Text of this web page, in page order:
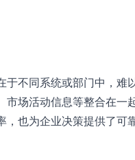
于不同系统或部门中，
市场活动信息等整合在
也为企业决策提供了可